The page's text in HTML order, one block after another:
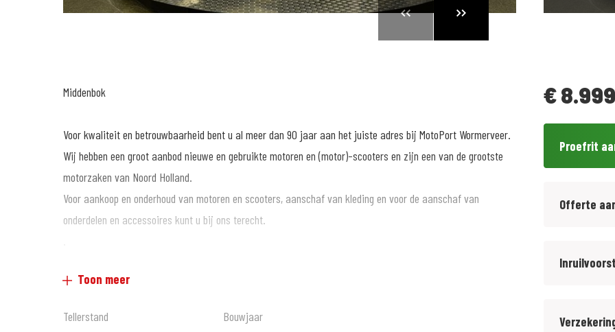
Middenbok
Voor kwaliteit en betrouwbaarheid bent u al meer dan 90 jaar aan het juiste adres bij MotoPort Wormerveer.
Wij hebben een groot aanbod nieuwe en gebruikte motoren en (motor)-scooters en zijn een van de grootste
motorzaken van Noord Holland.
Voor aankoop en onderhoud van motoren en scooters, aanschaf van kleding en voor de aanschaf van
onderdelen en accessoires kunt u bij ons terecht.
Voor onze GEBRUIKTE motoren bieden wij tegen een tarief van € 299,- 12 maanden BOVAG garantie aan.
Toon meer
Tellerstand
Bouwjaar
€
Proefrit
Offerte